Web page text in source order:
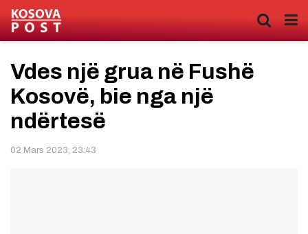
Vdes një grua në Fushë
Kosovë, bie nga një
ndërtesë
02 Mars 2023, 23:43